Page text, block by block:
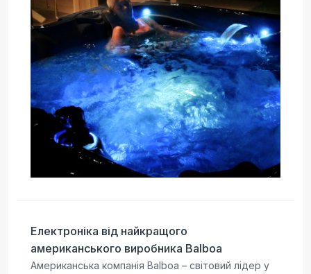
Електроніка від найкращого
американського виробника Balboa
Американська компанія Balboa – світовий лідер у